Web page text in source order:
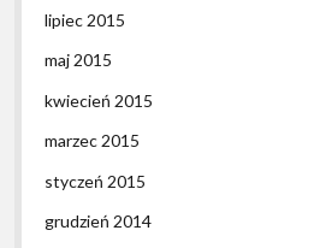
lipiec 2015
maj 2015
kwiecień 2015
marzec 2015
styczeń 2015
grudzień 2014